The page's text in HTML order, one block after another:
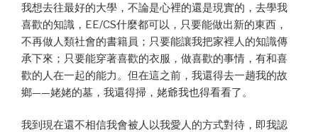
我想去往最好的大學，不論是心裡的還是現實的，去學我
喜歡的知識，EE/CS什麼都可以，只要能做出新的東西，
不再做人類社會的書籍員；只要能讓我把家裡人的知識傳
承下來；只要能穿著喜歡的衣服，做喜歡的事情，有和喜
歡的人在一起的能力。但在這之前，我還得去一趟我的故
鄉——姥姥的墓，我還得掃，姥爺我也得看看了。
我到現在還不相信我會被人以我愛人的方式對待，即我認